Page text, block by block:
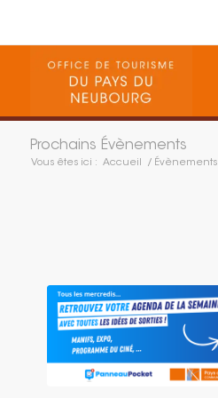
Prochains Évènements
Vous êtes ici : Accueil / Évènements